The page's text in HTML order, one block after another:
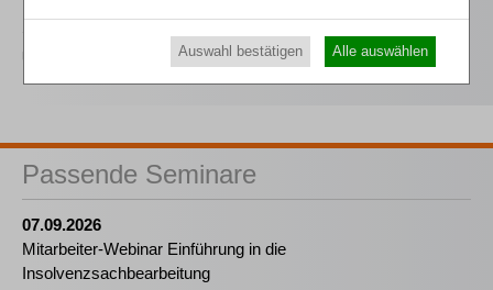
Unternehmensinsolvenz
Passende Seminare
07.09.2026
Mitarbeiter-Webinar Einführung in die
Insolvenzsachbearbeitung
Auswahl bestätigen Alle auswählen